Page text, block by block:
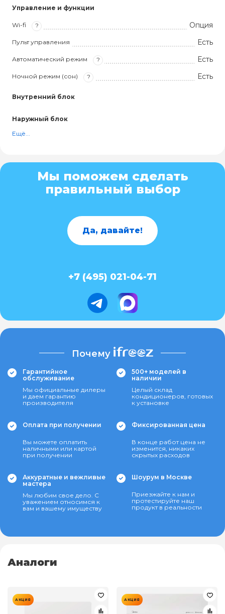
Управление и функции
Wi-fi ? Опция
Пульт управления Есть
Автоматический режим ? Есть
Ночной режим (сон) ? Есть
Внутренний блок
Наружный блок
Ещё...
Мы поможем сделать
правильный выбор
Да, давайте!
+7 (495) 021-04-71
Почему
Гарантийное
обслуживание
Мы официальные дилеры
и даем гарантию
производителя
500+ моделей в
наличии
Целый склад
кондиционеров, готовых
к установке
Оплата при получении
Вы можете оплатить
наличными или картой
при получении
Фиксированная цена
В конце работ цена не
изменится, никаких
скрытых расходов
Аккуратные и вежливые
мастера
Мы любим свое дело. С
уважением относимся к
вам и вашему имуществу
Шоурум в Москве
Приезжайте к нам и
протестируйте наш
продукт в реальности
Аналоги
АКЦИЯ АКЦИЯ